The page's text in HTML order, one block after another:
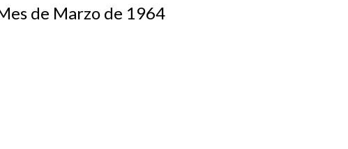
de Marzo de 1964